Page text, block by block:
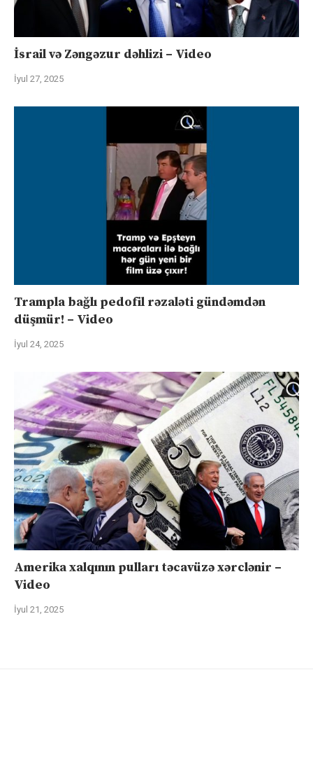
İsrail və Zəngəzur dəhlizi – Video
İyul 27, 2025
Trampla bağlı pedofil rəzaləti gündəmdən
düşmür! – Video
İyul 24, 2025
Amerika xalqının pulları təcavüzə xərclənir –
Video
İyul 21, 2025